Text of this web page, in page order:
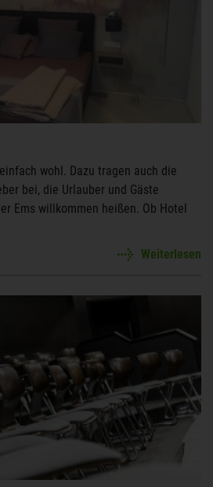
wohl. Dazu tragen auch die
bei, die Urlauber und Gäste
Ems willkommen heißen. Ob Hotel
Weiterlesen